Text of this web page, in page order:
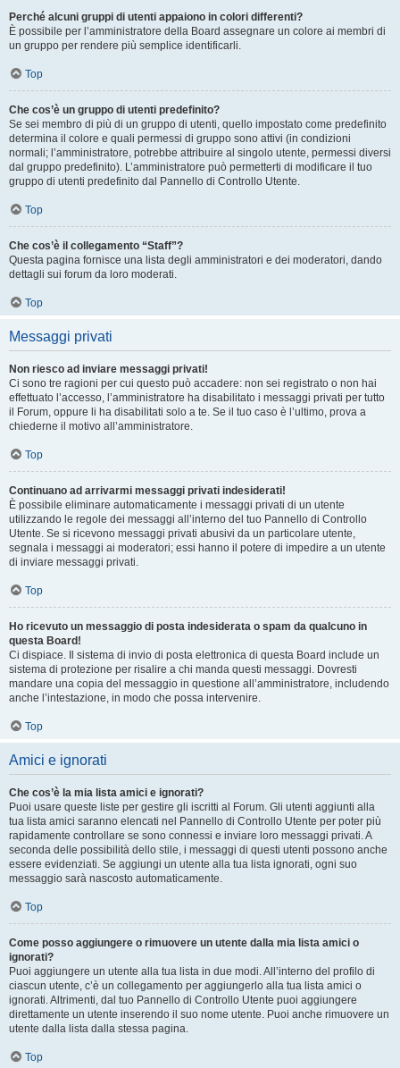
Perché alcuni gruppi di utenti appaiono in colori differenti?
È possibile per l’amministratore della Board assegnare un colore ai membri di
un gruppo per rendere più semplice identificarli.
Top
Che cos’è un gruppo di utenti predefinito?
Se sei membro di più di un gruppo di utenti, quello impostato come predefinito
determina il colore e quali permessi di gruppo sono attivi (in condizioni
normali; l’amministratore, potrebbe attribuire al singolo utente, permessi diversi
dal gruppo predefinito). L’amministratore può permetterti di modificare il tuo
gruppo di utenti predefinito dal Pannello di Controllo Utente.
Top
Che cos’è il collegamento “Staff”?
Questa pagina fornisce una lista degli amministratori e dei moderatori, dando
dettagli sui forum da loro moderati.
Top
Messaggi privati
Non riesco ad inviare messaggi privati!
Ci sono tre ragioni per cui questo può accadere: non sei registrato o non hai
effettuato l’accesso, l’amministratore ha disabilitato i messaggi privati per tutto
il Forum, oppure li ha disabilitati solo a te. Se il tuo caso è l’ultimo, prova a
chiederne il motivo all’amministratore.
Top
Continuano ad arrivarmi messaggi privati indesiderati!
È possibile eliminare automaticamente i messaggi privati ​​di un utente
utilizzando le regole dei messaggi all’interno del tuo Pannello di Controllo
Utente. Se si ricevono messaggi privati ​​abusivi da un particolare utente,
segnala i messaggi ai moderatori; essi hanno il potere di impedire a un utente
di inviare messaggi privati​​.
Top
Ho ricevuto un messaggio di posta indesiderata o spam da qualcuno in
questa Board!
Ci dispiace. Il sistema di invio di posta elettronica di questa Board include un
sistema di protezione per risalire a chi manda questi messaggi. Dovresti
mandare una copia del messaggio in questione all’amministratore, includendo
anche l’intestazione, in modo che possa intervenire.
Top
Amici e ignorati
Che cos’è la mia lista amici e ignorati?
Puoi usare queste liste per gestire gli iscritti al Forum. Gli utenti aggiunti alla
tua lista amici saranno elencati nel Pannello di Controllo Utente per poter più
rapidamente controllare se sono connessi e inviare loro messaggi privati. A
seconda delle possibilità dello stile, i messaggi di questi utenti possono anche
essere evidenziati. Se aggiungi un utente alla tua lista ignorati, ogni suo
messaggio sarà nascosto automaticamente.
Top
Come posso aggiungere o rimuovere un utente dalla mia lista amici o
ignorati?
Puoi aggiungere un utente alla tua lista in due modi. All’interno del profilo di
ciascun utente, c’è un collegamento per aggiungerlo alla tua lista amici o
ignorati. Altrimenti, dal tuo Pannello di Controllo Utente puoi aggiungere
direttamente un utente inserendo il suo nome utente. Puoi anche rimuovere un
utente dalla lista dalla stessa pagina.
Top